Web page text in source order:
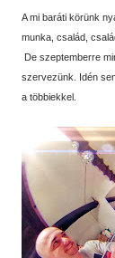
A mi baráti körünk
munka, család,
De szeptemberre
szervezünk. Idén
a többiekkel.